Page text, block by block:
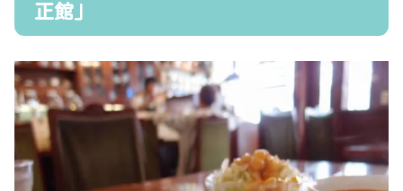
正館」